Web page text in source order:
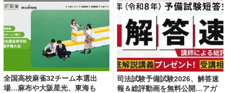
全国高校麻雀32チーム本選出
場…麻布や大阪星光、東海も
司法試験予備試験2026、解答速
報＆総評動画を無料公開…アガ